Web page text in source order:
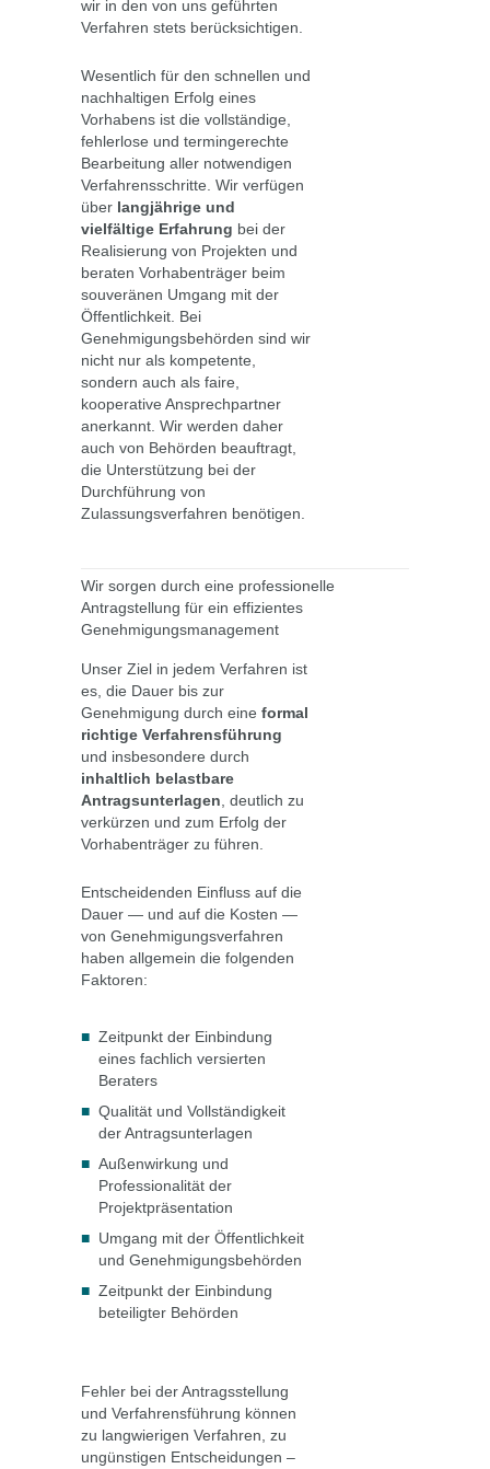
wir in den von uns geführten
Verfahren stets berücksichtigen.
Wesentlich für den schnellen und
nachhaltigen Erfolg eines
Vorhabens ist die vollständige,
fehlerlose und termingerechte
Bearbeitung aller notwendigen
Verfahrensschritte. Wir verfügen
über langjährige und
vielfältige Erfahrung bei der
Realisierung von Projekten und
beraten Vorhabenträger beim
souveränen Umgang mit der
Öffentlichkeit. Bei
Genehmigungsbehörden sind wir
nicht nur als kompetente,
sondern auch als faire,
kooperative Ansprechpartner
anerkannt. Wir werden daher
auch von Behörden beauftragt,
die Unterstützung bei der
Durchführung von
Zulassungsverfahren benötigen.
Wir sorgen durch eine professionelle
Antragstellung für ein effizientes
Genehmigungsmanagement
Unser Ziel in jedem Verfahren ist
es, die Dauer bis zur
Genehmigung durch eine formal
richtige Verfahrensführung
und insbesondere durch
inhaltlich belastbare
Antragsunterlagen , deutlich zu
verkürzen und zum Erfolg der
Vorhabenträger zu führen.
Entscheidenden Einfluss auf die
Dauer — und auf die Kosten —
von Genehmigungsverfahren
haben allgemein die folgenden
Faktoren:
Zeitpunkt der Einbindung
eines fachlich versierten
Beraters
Qualität und Vollständigkeit
der Antragsunterlagen
Außenwirkung und
Professionalität der
Projektpräsentation
Umgang mit der Öffentlichkeit
und Genehmigungsbehörden
Zeitpunkt der Einbindung
beteiligter Behörden
Fehler bei der Antragsstellung
und Verfahrensführung können
zu langwierigen Verfahren, zu
ungünstigen Entscheidungen –